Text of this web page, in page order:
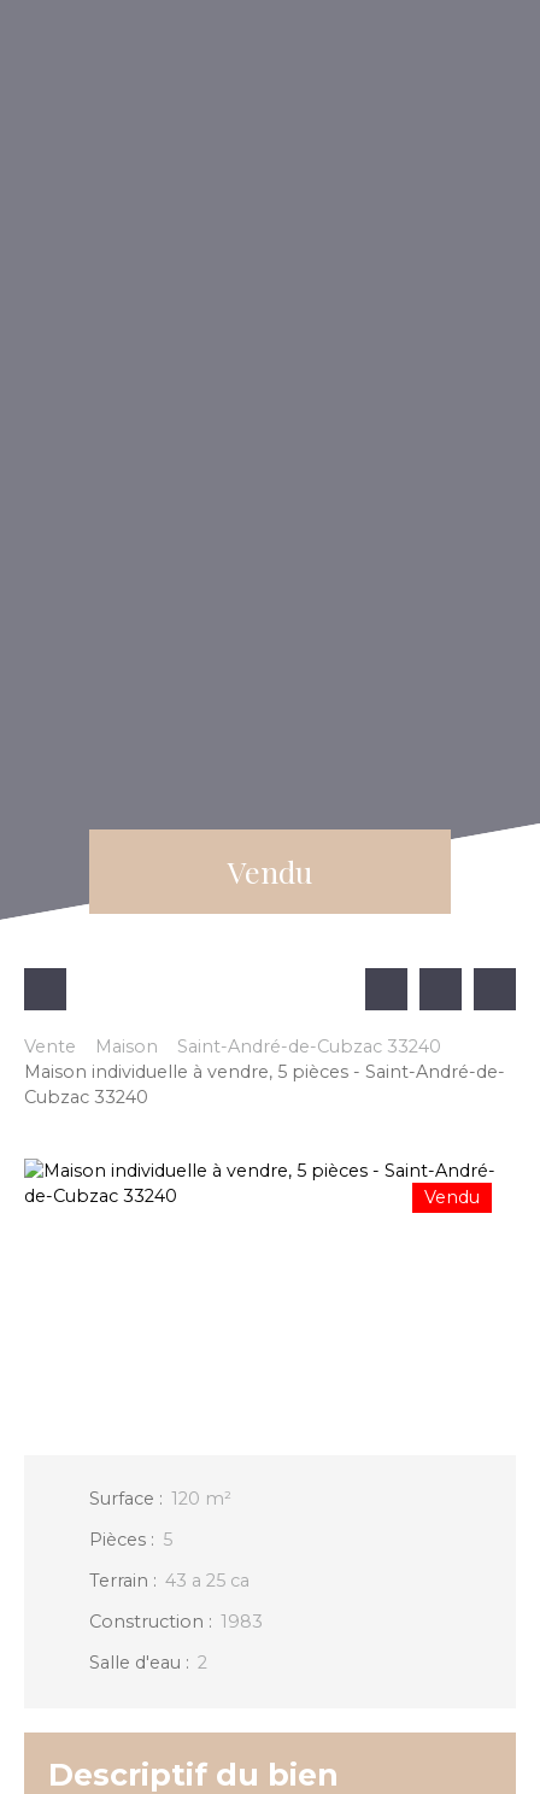
Vendu
Vente Maison
Saint-André-de-Cubzac 33240
Maison individuelle à vendre, 5 pièces - Saint-André-de-
Cubzac 33240
Vendu
Surface : 120 m²
Pièces : 5
Terrain : 43 a 25 ca
Construction : 1983
Salle d'eau : 2
Descriptif du bien